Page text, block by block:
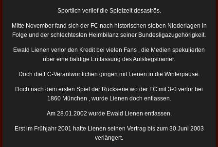
Sportlich verlief die Spielzeit desaströs.
Mitte November fand sich der FC nach historischen sieben Niederlagen in
Folge und der schlechtesten Heimbilanz seiner Bundesligazugehörigkeit.
Ewald Lienen verlor den Kredit bei vielen Fans , die Medien spekulierten
über eine baldige Entlassung des Aufstiegstrainer.
Doch die FC-Verantwortlichen gingen mit Lienen in die Winterpause.
Doch nach dem ersten Spiel der Rückserie wo der FC mit 3-0 verlor bei
1860 München , wurde Lienen doch entlassen.
Am 28.01.2002 wurde Ewald Lienen entlassen.
Erst im Frühjahr 2001 hatte Lienen seinen Vertrag bis zum 30.Juni 2003
verlängert.